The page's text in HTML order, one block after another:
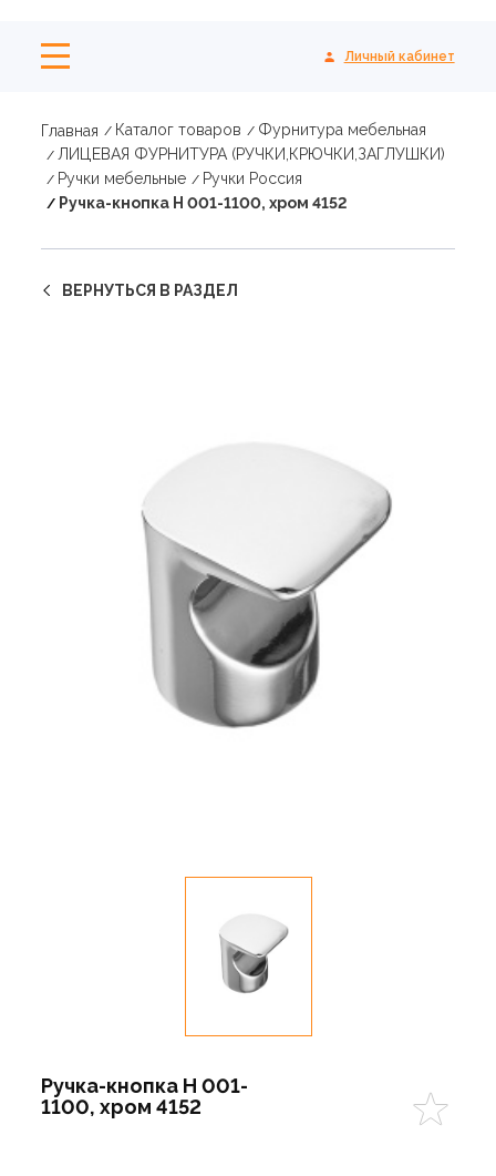
Личный кабинет
Главная Каталог товаров
Фурнитура мебельная
ЛИЦЕВАЯ ФУРНИТУРА (РУЧКИ,КРЮЧКИ,ЗАГЛУШКИ)
Ручки мебельные
Ручки Россия
Ручка-кнопка Н 001-1100, хром 4152
ВЕРНУТЬСЯ В РАЗДЕЛ
Ручка-кнопка Н 001-
1100, хром 4152